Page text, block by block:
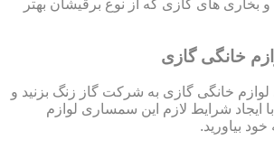
های گازی که از نوع برقیشان بهتر
خانگی گازی
خانگی گازی به شرکت گاز زنگ بزنید و
ایجاد شرایط لازم این سمساری لوازم
بیاورید.